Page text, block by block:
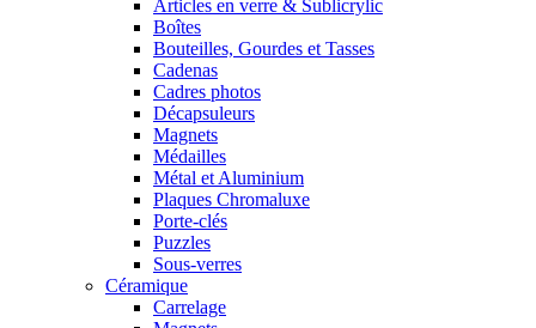
Articles en verre & Sublicrylic
Boîtes
Bouteilles, Gourdes et Tasses
Cadenas
Cadres photos
Décapsuleurs
Magnets
Médailles
Métal et Aluminium
Plaques Chromaluxe
Porte-clés
Puzzles
Sous-verres
Céramique
Carrelage